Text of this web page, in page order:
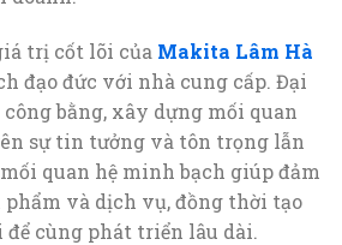
trị cốt lõi của Makita Lâm Hà
đạo đức với nhà cung cấp. Đại
bằng, xây dựng mối quan
sự tin tưởng và tôn trọng lẫn
quan hệ minh bạch giúp đảm
phẩm và dịch vụ, đồng thời tạo
cùng phát triển lâu dài.